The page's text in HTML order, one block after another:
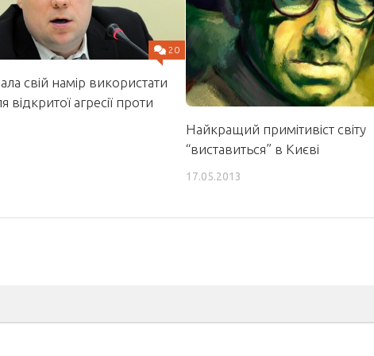
20
свій намір використати
відкритої агресії проти
Найкращий примітивіст світу
“виставиться” в Києві
17.05.2013